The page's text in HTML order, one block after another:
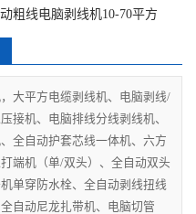
粗线电脑剥线机10-70平方
大平方电缆剥线机、电脑剥线/
接机、电脑排线分线剥线机、
全自动护套芯线一体机、六方
端机（单/双头）、全自动双头
单穿防水栓、全自动剥线扭线
自动尼龙扎带机、电脑切管